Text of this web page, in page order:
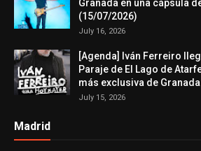
Granada en una cápsula
(15/07/2026)
July 16, 2026
[Agenda] Iván Ferreiro
Paraje de El Lago de
más exclusiva de
July 15, 2026
Madrid